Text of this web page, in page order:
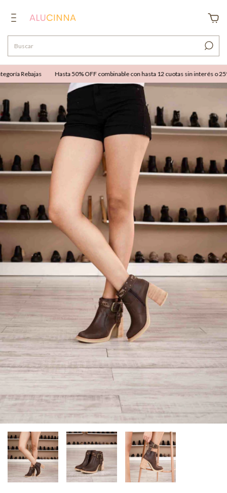
Rebajas Hasta 50% OFF combinable con hasta 12 cuotas sin interés o 25%